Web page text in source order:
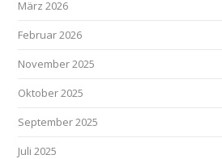
März 2026
Februar 2026
November 2025
Oktober 2025
September 2025
Juli 2025